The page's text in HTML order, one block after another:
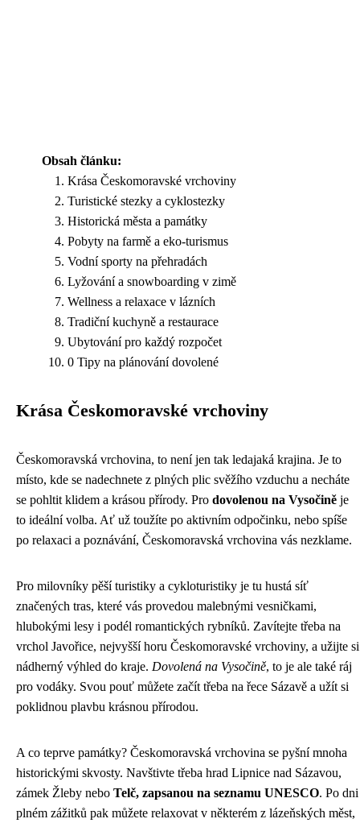
Obsah článku:
Krása Českomoravské vrchoviny
Turistické stezky a cyklostezky
Historická města a památky
Pobyty na farmě a eko-turismus
Vodní sporty na přehradách
Lyžování a snowboarding v zimě
Wellness a relaxace v lázních
Tradiční kuchyně a restaurace
Ubytování pro každý rozpočet
0 Tipy na plánování dovolené
Krása Českomoravské vrchoviny
Českomoravská vrchovina, to není jen tak ledajaká krajina. Je to
místo, kde se nadechnete z plných plic svěžího vzduchu a necháte
se pohltit klidem a krásou přírody. Pro dovolenou na Vysočině je
to ideální volba. Ať už toužíte po aktivním odpočinku, nebo spíše
po relaxaci a poznávání, Českomoravská vrchovina vás nezklame.
Pro milovníky pěší turistiky a cykloturistiky je tu hustá síť
značených tras, které vás provedou malebnými vesničkami,
hlubokými lesy i podél romantických rybníků. Zavítejte třeba na
vrchol Javořice, nejvyšší horu Českomoravské vrchoviny, a užijte si
nádherný výhled do kraje. Dovolená na Vysočině, to je ale také ráj
pro vodáky. Svou pouť můžete začít třeba na řece Sázavě a užít si
poklidnou plavbu krásnou přírodou.
A co teprve památky? Českomoravská vrchovina se pyšní mnoha
historickými skvosty. Navštivte třeba hrad Lipnice nad Sázavou,
zámek Žleby nebo Telč, zapsanou na seznamu UNESCO. Po dni
plném zážitků pak můžete relaxovat v některém z lázeňských měst,